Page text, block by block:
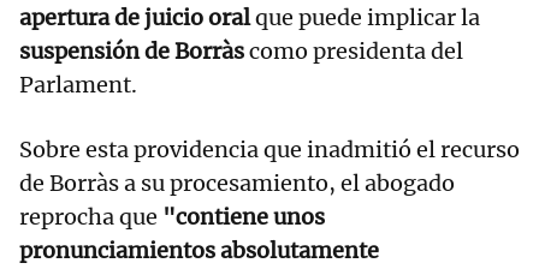
apertura de juicio oralque puede implicar la
suspensión de Borràscomo presidenta del
Parlament.
Sobre esta providencia que inadmitió el recurso
de Borràs a su procesamiento, el abogado
reprocha que "contiene unos
pronunciamientos absolutamente